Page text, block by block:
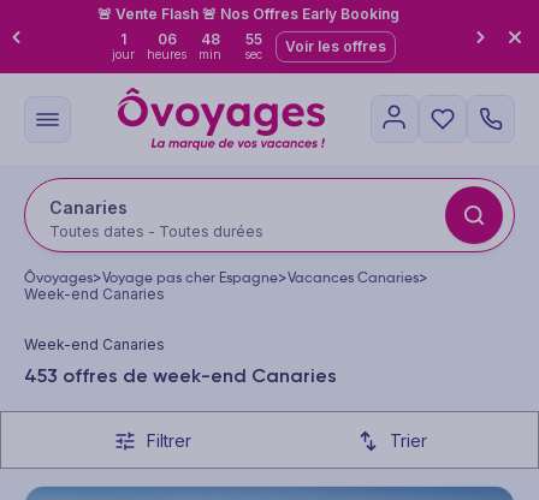
🚨 Vente Flash 🚨 Nos Offres Early Booking
1
jour
06
heures
48
min
52
sec Voir les offres
Canaries
Toutes dates - Toutes durées
Ôvoyages>Voyage pas cher Espagne>Vacances Canaries>
Week-end Canaries
Week-end Canaries
453 offres de week-end Canaries
Filtrer Trier